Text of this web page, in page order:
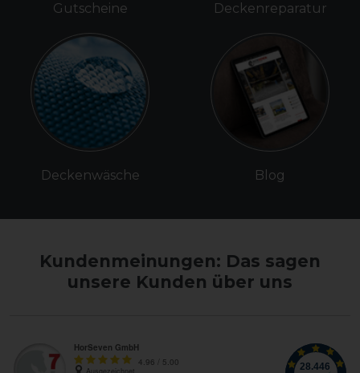
Gutscheine
Deckenwäsche
Deckenreparatur
Blog
Kundenmeinungen: Das sagen
unsere Kunden über uns